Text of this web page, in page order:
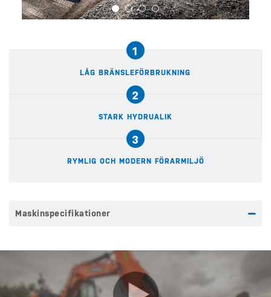
1
LÅG BRÄNSLEFÖRBRUKNING
2
STARK HYDRUALIK
3
RYMLIG OCH MODERN FÖRARMILJÖ
Maskinspecifikationer